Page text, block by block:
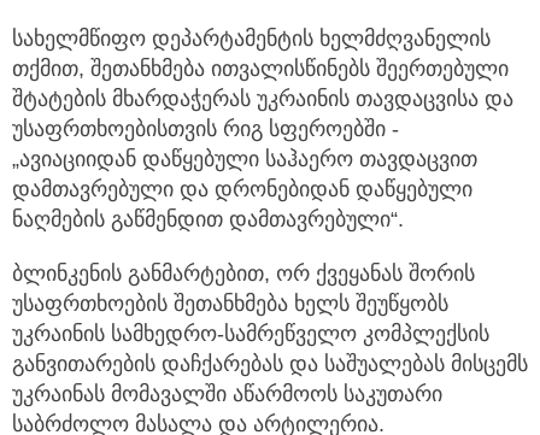
სახელმწიფო დეპარტამენტის ხელმძღვანელის
თქმით, შეთანხმება ითვალისწინებს შეერთებული
შტატების მხარდაჭერას უკრაინის თავდაცვისა და
უსაფრთხოებისთვის რიგ სფეროებში -
„ავიაციიდან დაწყებული საჰაერო თავდაცვით
დამთავრებული და დრონებიდან დაწყებული
ნაღმების გაწმენდით დამთავრებული“.
ბლინკენის განმარტებით, ორ ქვეყანას შორის
უსაფრთხოების შეთანხმება ხელს შეუწყობს
უკრაინის სამხედრო-სამრეწველო კომპლექსის
განვითარების დაჩქარებას და საშუალებას მისცემს
უკრაინას მომავალში აწარმოოს საკუთარი
საბრძოლო მასალა და არტილერია.